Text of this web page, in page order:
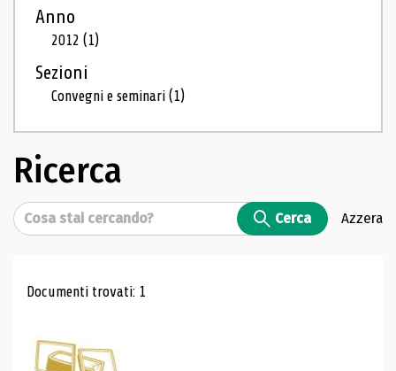
Anno
2012(1)
Sezioni
Convegni e seminari(1)
Ricerca
Cerca Cerca Azzera
Risultati di ricerca
Documenti trovati: 1